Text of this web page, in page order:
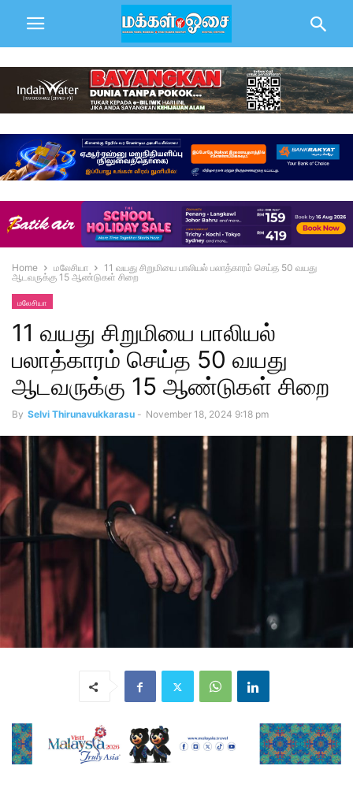
Home மலேசியா
11 வயது சிறுமியை பாலியல் பலாத்காரம் செய்த 50 வயது
ஆடவருக்கு 15 ஆண்டுகள் சிறை
மலேசியா
11 வயது சிறுமியை பாலியல்
பலாத்காரம் செய்த 50 வயது
ஆடவருக்கு 15 ஆண்டுகள் சிறை
By Selvi Thirunavukkarasu - November 18, 2024 9:18 pm